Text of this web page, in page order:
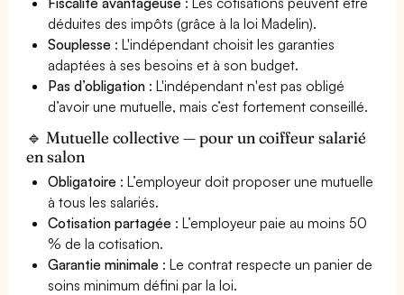
déduites des impôts (grâce à la loi Madelin).
Souplesse : L'indépendant choisit les garanties
adaptées à ses besoins et à son budget.
Pas d’obligation : L'indépendant n'est pas obligé
d’avoir une mutuelle, mais c’est fortement conseillé.
🔹 Mutuelle collective — pour un coiffeur salarié
en salon
Obligatoire : L’employeur doit proposer une mutuelle
à tous les salariés.
Cotisation partagée : L’employeur paie au moins 50
% de la cotisation.
Garantie minimale : Le contrat respecte un panier de
soins minimum défini par la loi.